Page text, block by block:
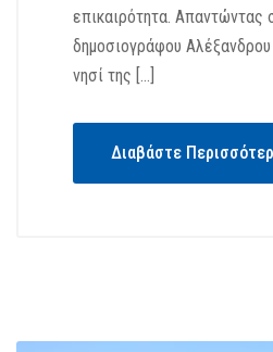
επικαιρότητα. Απαντώντας
δημοσιογράφου
νησί της […]
Διαβάστε